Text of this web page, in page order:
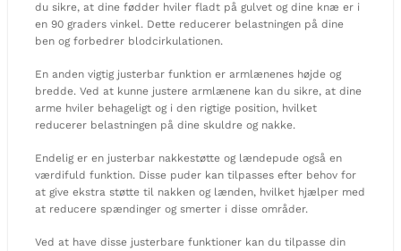
du sikre, at dine fødder hviler fladt på gulvet og dine knæ er i
en 90 graders vinkel. Dette reducerer belastningen på dine
ben og forbedrer blodcirkulationen.
En anden vigtig justerbar funktion er armlænenes højde og
bredde. Ved at kunne justere armlænene kan du sikre, at dine
arme hviler behageligt og i den rigtige position, hvilket
reducerer belastningen på dine skuldre og nakke.
Endelig er en justerbar nakkestøtte og lændepude også en
værdifuld funktion. Disse puder kan tilpasses efter behov for
at give ekstra støtte til nakken og lænden, hvilket hjælper med
at reducere spændinger og smerter i disse områder.
Ved at have disse justerbare funktioner kan du tilpasse din